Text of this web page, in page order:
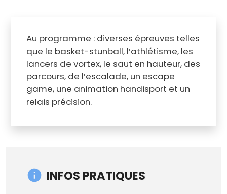
Au programme : diverses épreuves telles
que le basket-stunball, l’athlétisme, les
lancers de vortex, le saut en hauteur, des
parcours, de l’escalade, un escape
game, une animation handisport et un
relais précision.
INFOS PRATIQUES